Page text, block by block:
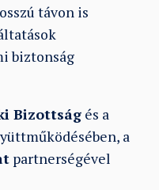
távon is
biztonság
Bizottság és a
a
partnerségével